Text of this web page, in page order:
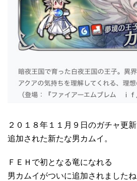
２０１８年１１月９日のガチャ更
追加された新たな男カムイ。
ＦＥＨで初となる竜になれる
男カムイがついに追加されましたね